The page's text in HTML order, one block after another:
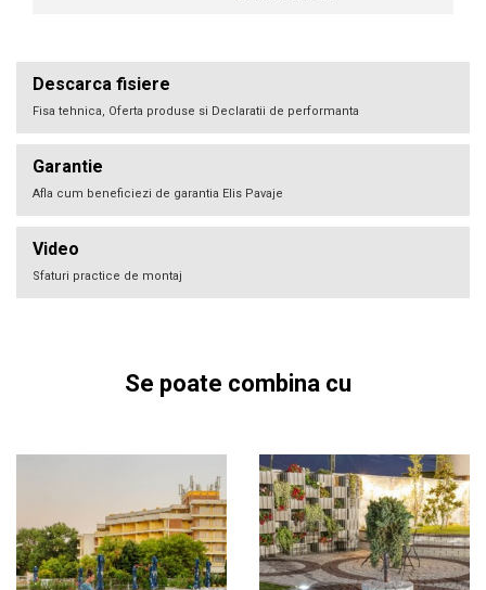
Descarca fisiere
Fisa tehnica, Oferta produse si Declaratii de performanta
Garantie
Afla cum beneficiezi de garantia Elis Pavaje
Video
Sfaturi practice de montaj
Se poate combina cu